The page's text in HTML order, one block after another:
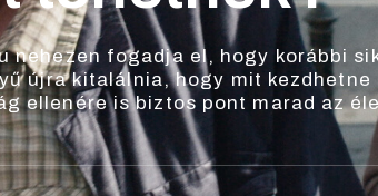
nehezen fogadja el, hogy korábbi
újra kitalálnia, hogy mit kezdhetne
ellenére is biztos pont marad az